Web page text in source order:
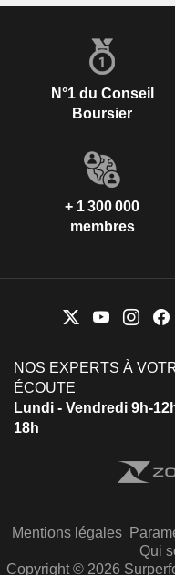
N°1 du Conseil
Boursier
+ 1 300 000
membres
NOS EXPERTS À
ÉCOUTE
Lundi - Vendredi 9h-
18h
Mentions légales
Qui
Copyright © 2026